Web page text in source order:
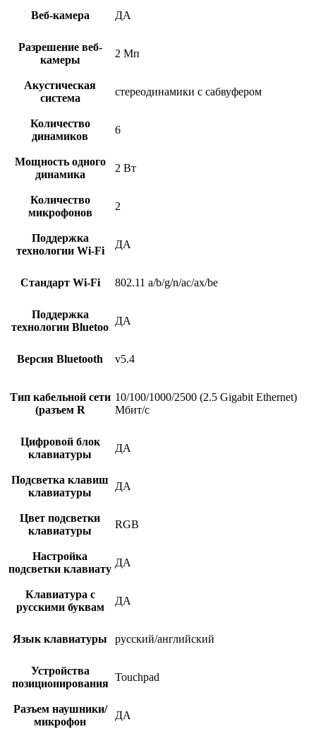
Веб-камера ДА
Разрешение веб-
камеры
2 Мп
Акустическая
система
стереодинамики с сабвуфером
Количество
динамиков
6
Мощность одного
динамика
2 Вт
Количество
микрофонов
2
Поддержка
технологии Wi-Fi
ДА
Стандарт Wi-Fi 802.11 a/b/g/n/ac/ax/be
Поддержка
технологии Bluetoo
ДА
Версия Bluetooth v5.4
Тип кабельной сети
(разъем R
10/100/1000/2500 (2.5 Gigabit Ethernet)
Мбит/с
Цифровой блок
клавиатуры
ДА
Подсветка клавиш
клавиатуры
ДА
Цвет подсветки
клавиатуры
RGB
Настройка
подсветки клавиату
ДА
Клавиатура с
русскими буквам
ДА
Язык клавиатуры русский/английский
Устройства
позиционирования
Touchpad
Разъем наушники/
микрофон
ДА